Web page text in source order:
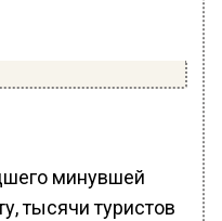
минувшей
тысячи туристов